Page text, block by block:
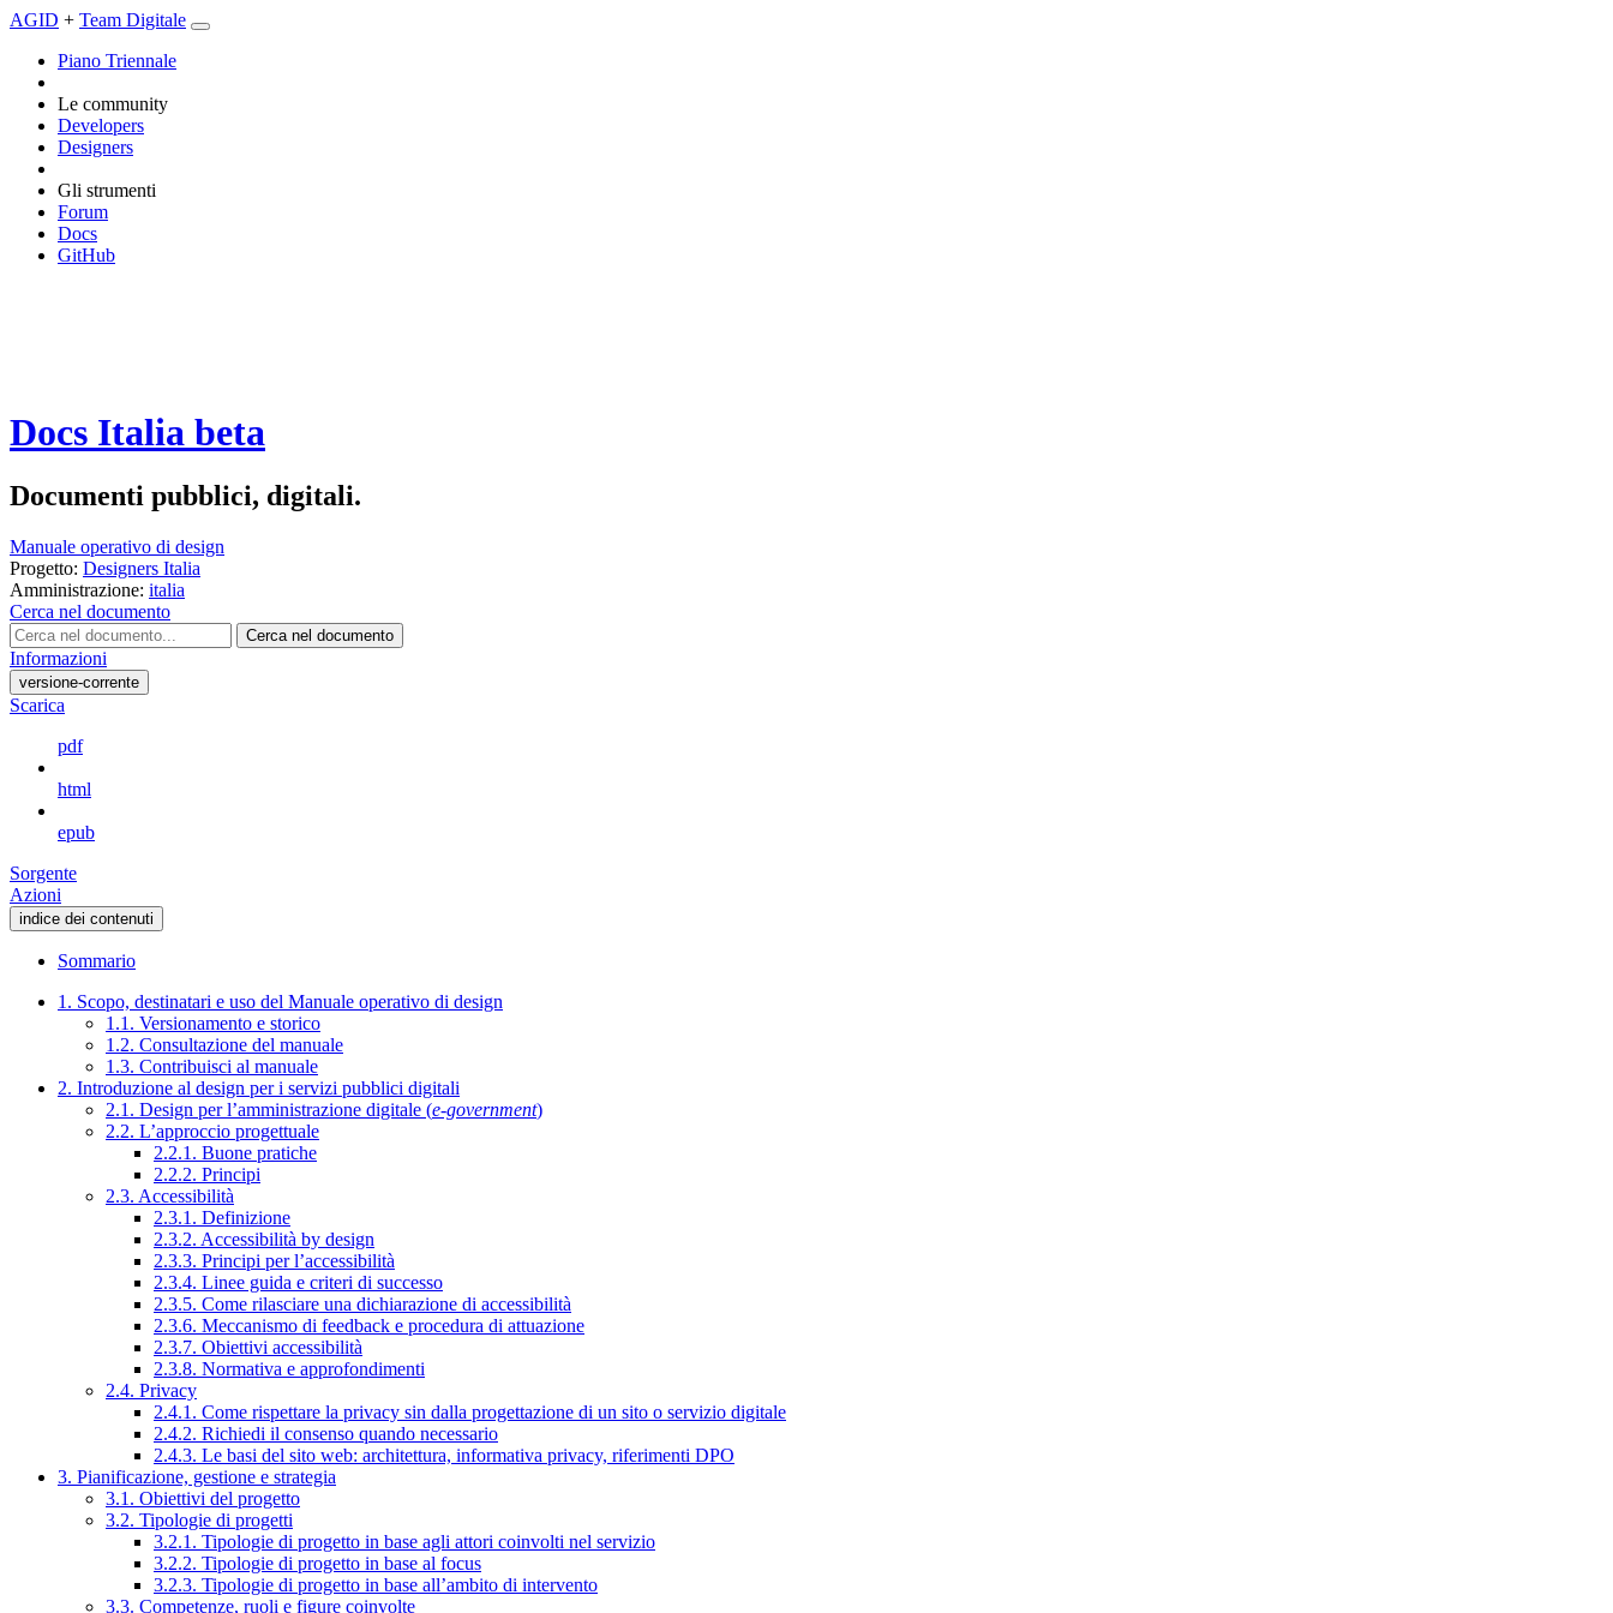
AGID + Team Digitale
Piano Triennale
Le community
Developers
Designers
Gli strumenti
Forum
Docs
GitHub
Docs Italia beta
Documenti pubblici, digitali.
Manuale operativo di design
Progetto: Designers Italia
Amministrazione: italia
Cerca nel documento
Cerca nel documento
Informazioni
versione-corrente
Scarica
pdf
html
epub
Sorgente
Azioni
indice dei contenuti
Sommario
1. Scopo, destinatari e uso del Manuale operativo di design
1.1. Versionamento e storico
1.2. Consultazione del manuale
1.3. Contribuisci al manuale
2. Introduzione al design per i servizi pubblici digitali
2.1. Design per l’amministrazione digitale (e-government)
2.2. L’approccio progettuale
2.2.1. Buone pratiche
2.2.2. Principi
2.3. Accessibilità
2.3.1. Definizione
2.3.2. Accessibilità by design
2.3.3. Principi per l’accessibilità
2.3.4. Linee guida e criteri di successo
2.3.5. Come rilasciare una dichiarazione di accessibilità
2.3.6. Meccanismo di feedback e procedura di attuazione
2.3.7. Obiettivi accessibilità
2.3.8. Normativa e approfondimenti
2.4. Privacy
2.4.1. Come rispettare la privacy sin dalla progettazione di un sito o servizio digitale
2.4.2. Richiedi il consenso quando necessario
2.4.3. Le basi del sito web: architettura, informativa privacy, riferimenti DPO
3. Pianificazione, gestione e strategia
3.1. Obiettivi del progetto
3.2. Tipologie di progetti
3.2.1. Tipologie di progetto in base agli attori coinvolti nel servizio
3.2.2. Tipologie di progetto in base al focus
3.2.3. Tipologie di progetto in base all’ambito di intervento
3.3. Competenze, ruoli e figure coinvolte